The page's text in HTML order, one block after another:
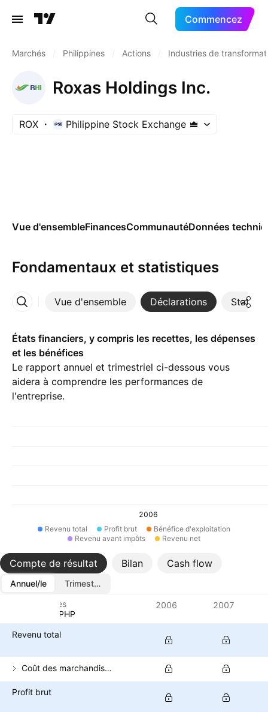
Commencez
Marchés Philippines Actions Industries de
Roxas Holdings Inc.
ROX Philippine Stock Exchange
Vue d'ensembleFinancesCommunautéDonnées
Fondamentaux et statistiques
Vue d'ensemble Déclarations
Plus
États financiers, y compris les recettes, les dépenses
et les bénéfices
Le rapport annuel et trimestriel ci-dessous vous
aidera à comprendre les performances de
l'entreprise.
2006
Revenu total
Profit brut
Bénéfice d'exploitation
Revenu avant impôts
Revenu net
Compte de résultat Bilan Cash flow
Annuel/le
Trimestriel/le
Métriques
Devise: PHP
2006 2007
Revenu total
Coût des marchandises vendues
Profit brut